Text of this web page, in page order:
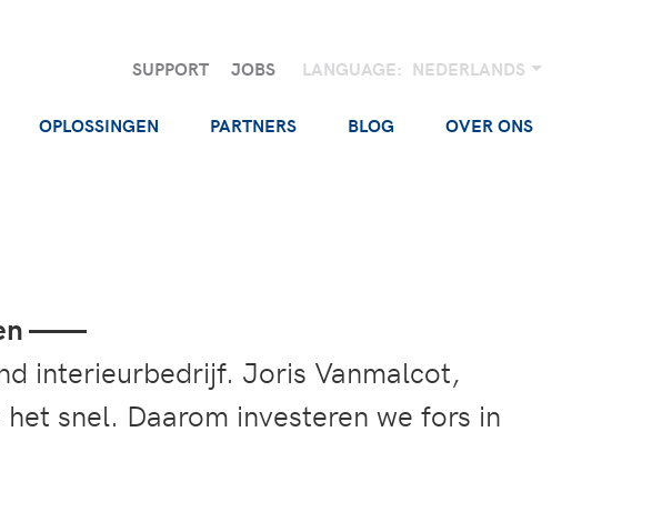
SUPPORT JOBS LANGUAGE: NEDERLANDS
OPLOSSINGEN PARTNERS BLOG OVER ONS
——
interieurbedrijf. Joris Vanmalcot,
snel. Daarom investeren we fors in